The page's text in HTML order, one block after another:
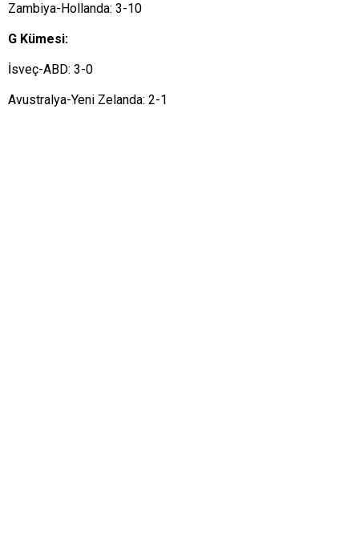
Zambiya-Hollanda: 3-10
G Kümesi:
İsveç-ABD: 3-0
Avustralya-Yeni Zelanda: 2-1